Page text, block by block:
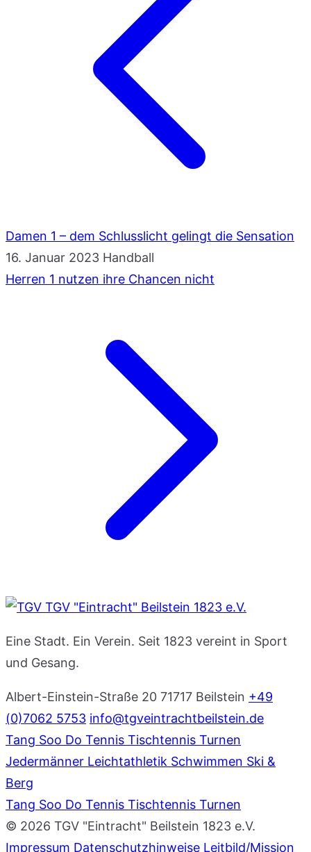
Damen 1 – dem Schlusslicht gelingt die Sensation
16. Januar 2023 Handball
Herren 1 nutzen ihre Chancen nicht
TGV "Eintracht" Beilstein 1823 e.V.
Eine Stadt. Ein Verein. Seit 1823 vereint in Sport
und Gesang.
Albert-Einstein-Straße 20 71717 Beilstein +49
(0)7062 5753 info@tgveintrachtbeilstein.de
Tang Soo Do Tennis Tischtennis Turnen
Jedermänner Leichtathletik Schwimmen Ski &
Berg
Tang Soo Do Tennis Tischtennis Turnen
© 2026 TGV "Eintracht" Beilstein 1823 e.V.
Impressum Datenschutzhinweise Leitbild/Mission